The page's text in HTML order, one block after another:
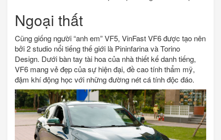
Ngoại thất
Cũng giống người “anh em” VF5, VinFast VF6 được tạo nên
bởi 2 studio nổi tiếng thế giới là Pininfarina và Torino
Design. Dưới bàn tay tài hoa của nhà thiết kế danh tiếng,
VF6 mang vẻ đẹp của sự hiện đại, đề cao tính thẩm mỹ,
đậm khí động học với những đường nét cá tính độc đáo.